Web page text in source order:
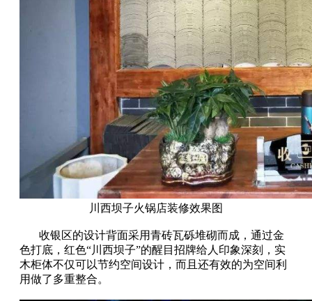
川西坝子火锅店装修效果图
收银区的设计背面采用青砖瓦砾堆砌而成，通过金
色打底，红色“川西坝子”的醒目招牌给人印象深刻，实
木柜体不仅可以节约空间设计，而且还有效的为空间利
用做了多重整合。